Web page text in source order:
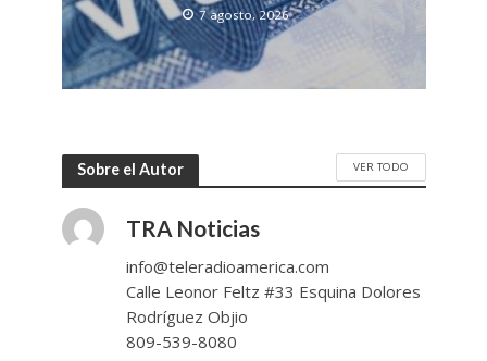
7 agosto, 2026
Sobre el Autor VER TODO
TRA Noticias
info@teleradioamerica.com
Calle Leonor Feltz #33 Esquina Dolores
Rodríguez Objio
809-539-8080